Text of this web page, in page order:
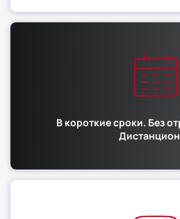
В короткие сроки. Без